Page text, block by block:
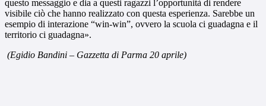
questo messaggio e dia a questi ragazzi l’opportunità di rendere
visibile ciò che hanno realizzato con questa esperienza. Sarebbe un
esempio di interazione “win-win”, ovvero la scuola ci guadagna e il
territorio ci guadagna».
(Egidio Bandini – Gazzetta di Parma 20 aprile)